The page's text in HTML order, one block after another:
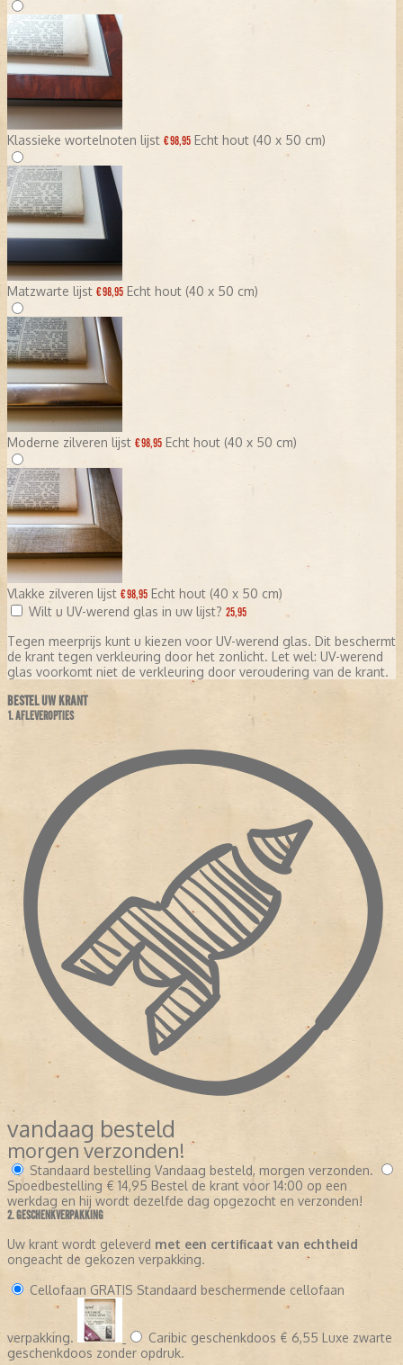
Klassieke wortelnoten lijst € 98,95 Echt hout (40 x 50 cm)
Matzwarte lijst € 98,95 Echt hout (40 x 50 cm)
Moderne zilveren lijst € 98,95 Echt hout (40 x 50 cm)
Vlakke zilveren lijst € 98,95 Echt hout (40 x 50 cm)
Wilt u UV-werend glas in uw lijst? 25,95
Tegen meerprijs kunt u kiezen voor UV-werend glas. Dit beschermt
de krant tegen verkleuring door het zonlicht. Let wel: UV-werend
glas voorkomt niet de verkleuring door veroudering van de krant.
BESTEL UW KRANT
1. AFLEVEROPTIES
vandaag besteld
morgen verzonden!
Standaard bestelling Vandaag besteld, morgen verzonden.
Spoedbestelling € 14,95 Bestel de krant voor 14:00 op een
werkdag en hij wordt dezelfde dag opgezocht en verzonden!
2. GESCHENKVERPAKKING
Uw krant wordt geleverd met een certificaat van echtheid
ongeacht de gekozen verpakking.
Cellofaan GRATIS Standaard beschermende cellofaan
verpakking. Caribic geschenkdoos € 6,55 Luxe zwarte
geschenkdoos zonder opdruk.